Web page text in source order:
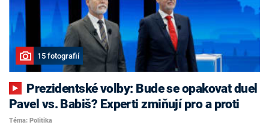
15 fotografií
Pavel vs. Babiš? Experti zmiňují pro a proti
Téma: Politika